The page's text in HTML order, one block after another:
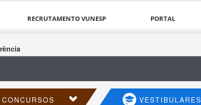
RECRUTAMENTO VUNESP PORTAL
CONCURSOS VESTIBULARES